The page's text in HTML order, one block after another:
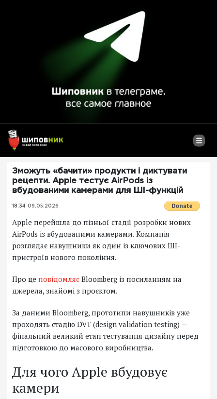
Зможуть «бачити» продукти і диктувати
рецепти. Apple тестує AirPods із
вбудованими камерами для ШІ-функцій
18:34 09.05.2026
Apple перейшла до пізньої стадії розробки нових
AirPods із вбудованими камерами. Компанія
розглядає навушники як один із ключових ШІ-
пристроїв нового покоління.
Про це повідомляє Bloomberg із посиланням на
джерела, знайомі з проєктом.
За даними Bloomberg, прототипи навушників уже
проходять стадію DVT (design validation testing) —
фінальний великий етап тестування дизайну перед
підготовкою до масового виробництва.
Для чого Apple вбудовує
камери